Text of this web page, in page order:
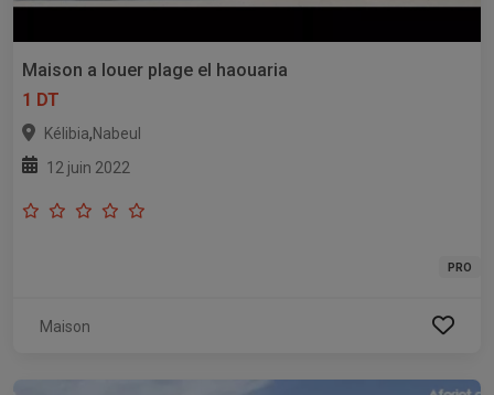
Maison a louer plage el haouaria
1 DT
Kélibia,Nabeul
12 juin 2022
PRO
Maison